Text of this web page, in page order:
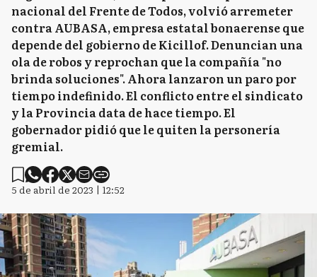
nacional del Frente de Todos, volvió arremeter
contra AUBASA, empresa estatal bonaerense que
depende del gobierno de Kicillof. Denuncian una
ola de robos y reprochan que la compañía "no
brinda soluciones". Ahora lanzaron un paro por
tiempo indefinido. El conflicto entre el sindicato
y la Provincia data de hace tiempo. El
gobernador pidió que le quiten la personería
gremial.
5 de abril de 2023 | 12:52